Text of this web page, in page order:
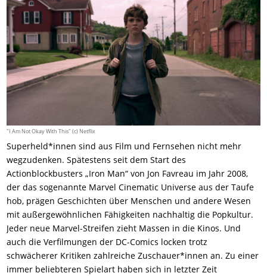
"I Am Not Okay With This" (c) Netflix
Superheld*innen sind aus Film und Fernsehen nicht mehr
wegzudenken. Spätestens seit dem Start des
Actionblockbusters „Iron Man“ von Jon Favreau im Jahr 2008,
der das sogenannte Marvel Cinematic Universe aus der Taufe
hob, prägen Geschichten über Menschen und andere Wesen
mit außergewöhnlichen Fähigkeiten nachhaltig die Popkultur.
Jeder neue Marvel-Streifen zieht Massen in die Kinos. Und
auch die Verfilmungen der DC-Comics locken trotz
schwächerer Kritiken zahlreiche Zuschauer*innen an. Zu einer
immer beliebteren Spielart haben sich in letzter Zeit